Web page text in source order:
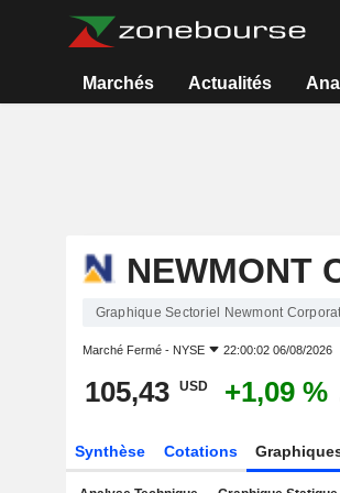
Marchés Actualités
NEWMONT
Graphique Sectoriel Newmont
Marché Fermé - NYSE 22:00:02 06/08/2026
105,43 USD +1,09 %
Synthèse Cotations